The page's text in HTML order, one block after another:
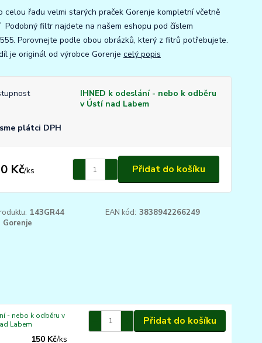
celou řadu velmi starých praček Gorenje kompletní včetně
Podobný filtr najdete na našem eshopu pod číslem
Porovnejte podle obou obrázků, který z fitrů potřebujete.
je originál od výrobce Gorenje celý popis
IHNED k odeslání - nebo k odběru
v Ústí nad Labem
plátci DPH
Kč/ks Přidat do košíku
143GR44 EAN kód: 3838942266249
Gorenje
150 Kč/ks
- nebo k odběru v
Labem
Přidat do košíku